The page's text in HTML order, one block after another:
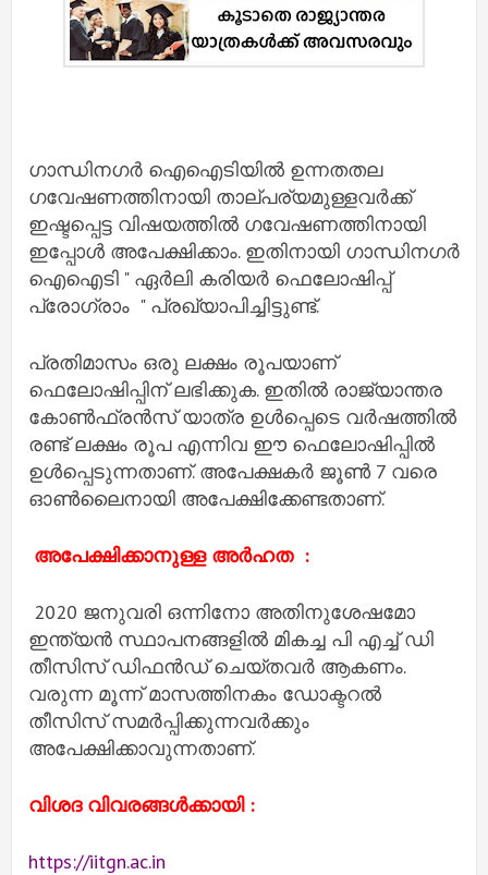
ഗാന്ധിനഗർ ഐഐടിയിൽ ഉന്നതതല
ഗവേഷണത്തിനായി താല്പര്യമുള്ളവർക്ക്
ഇഷ്ടപ്പെട്ട വിഷയത്തിൽ ഗവേഷണത്തിനായി
ഇപ്പോൾ അപേക്ഷിക്കാം. ഇതിനായി ഗാന്ധിനഗർ
ഐഐടി " ഏർലി കരിയർ ഫെലോഷിപ്പ്
പ്രോഗ്രാം " പ്രഖ്യാപിച്ചിട്ടുണ്ട്.
പ്രതിമാസം ഒരു ലക്ഷം രൂപയാണ്
ഫെലോഷിപ്പിന് ലഭിക്കുക. ഇതിൽ രാജ്യാന്തര
കോൺഫ്രൻസ് യാത്ര ഉൾപ്പെടെ വർഷത്തിൽ
രണ്ട് ലക്ഷം രൂപ എന്നിവ ഈ ഫെലോഷിപ്പിൽ
ഉൾപ്പെടുന്നതാണ്. അപേക്ഷകർ ജൂൺ 7 വരെ
ഓൺലൈനായി അപേക്ഷിക്കേണ്ടതാണ്.
അപേക്ഷിക്കാനുള്ള അർഹത :
2020 ജനുവരി ഒന്നിനോ അതിനുശേഷമോ
ഇന്ത്യൻ സ്ഥാപനങ്ങളിൽ മികച്ച പി എച്ച് ഡി
തീസിസ് ഡിഫൻഡ് ചെയ്തവർ ആകണം.
വരുന്ന മൂന്ന് മാസത്തിനകം ഡോക്ടറൽ
തീസിസ് സമർപ്പിക്കുന്നവർക്കും
അപേക്ഷിക്കാവുന്നതാണ്.
വിശദ വിവരങ്ങൾക്കായി :
https://iitgn.ac.in